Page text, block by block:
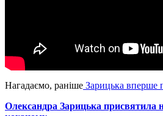
Нагадаємо, раніше Зарицька вперше
Олександра Зарицька присвятила